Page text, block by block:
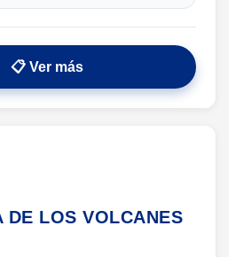
📋 Ver más
DE LOS VOLCANES